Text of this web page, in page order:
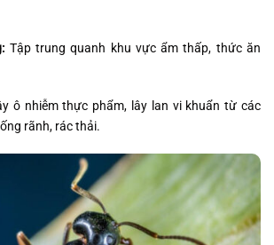
Tập trung quanh khu vực ẩm thấp, thức ăn
ô nhiễm thực phẩm, lây lan vi khuẩn từ các
rãnh, rác thải.